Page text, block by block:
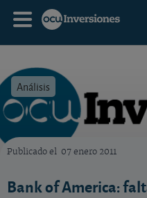
Análisis
Publicado el 07 enero 2011
Bank of America: